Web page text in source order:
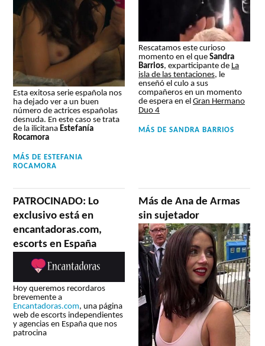
Esta exitosa serie española nos
ha dejado ver a un buen
número de actrices españolas
desnuda. En este caso se trata
de la ilicitanaEstefanía
Rocamora
MÁS DE ESTEFANIA
ROCAMORA
Rescatamos este curioso
momento en el queSandra
Barrios, exparticipante de La
isla de las tentaciones, le
enseñó el culo a sus
compañeros en un momento
de espera en elGran Hermano
Duo 4
MÁS DESANDRA BARRIOS
PATROCINADO: Lo
exclusivo está en
encantadoras.com,
escorts en España
Hoy queremos recordaros
brevemente a
Encantadoras.com, una página
web de escorts independientes
y agencias en España que nos
patrocina
Más de Ana de Armas
sin sujetador